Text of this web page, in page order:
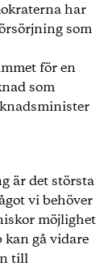
har
som
för en
som
är det största
vi behöver
möjlighet
kan gå vidare
till